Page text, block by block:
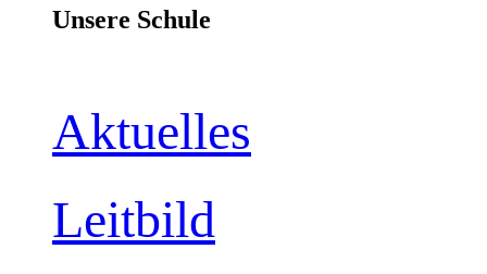
Unsere Schule
Aktuelles
Leitbild